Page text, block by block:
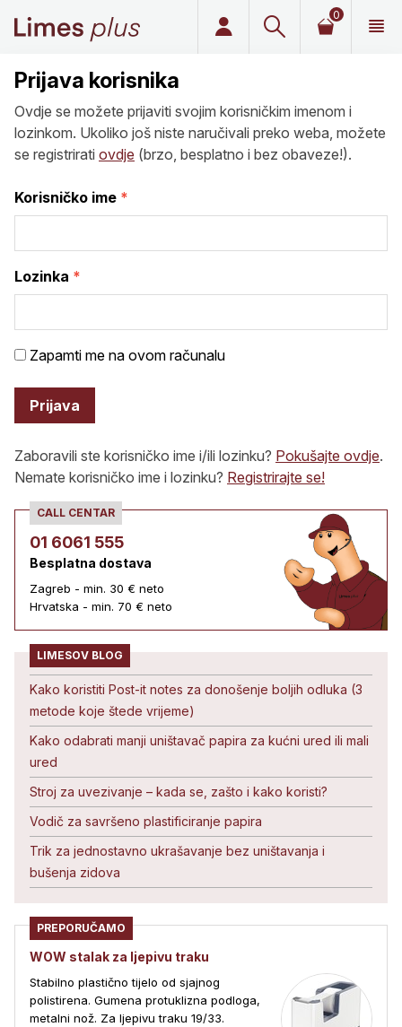
0
Prijava korisnika
Ovdje se možete prijaviti svojim korisničkim imenom i
lozinkom. Ukoliko još niste naručivali preko weba, možete
se registrirati ovdje (brzo, besplatno i bez obaveze!).
Korisničko ime
Lozinka
Zapamti me na ovom računalu
Prijava
Zaboravili ste korisničko ime i/ili lozinku? Pokušajte ovdje.
Nemate korisničko ime i lozinku? Registrirajte se!
CALL CENTAR
01 6061 555
Besplatna dostava
Zagreb - min. 30 € neto
Hrvatska - min. 70 € neto
LIMESOV BLOG
Kako koristiti Post-it notes za donošenje boljih odluka (3
metode koje štede vrijeme)
Kako odabrati manji uništavač papira za kućni ured ili mali
ured
Stroj za uvezivanje – kada se, zašto i kako koristi?
Vodič za savršeno plastificiranje papira
Trik za jednostavno ukrašavanje bez uništavanja i
bušenja zidova
PREPORUČAMO
WOW stalak za ljepivu traku
Stabilno plastično tijelo od sjajnog
polistirena. Gumena protuklizna podloga,
metalni nož. Za ljepivu traku 19/33.